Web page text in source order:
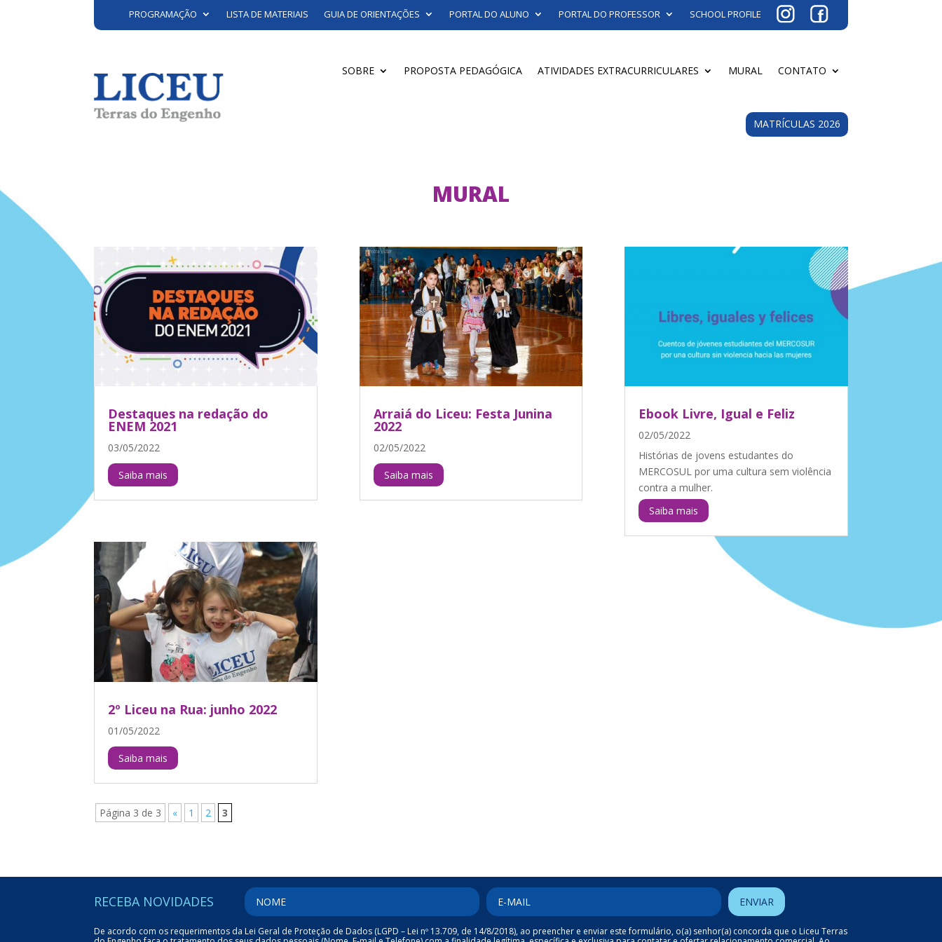
PROGRAMAÇÃO LISTA DE MATERIAIS GUIA DE ORIENTAÇÕES PORTAL DO ALUNO PORTAL DO PROFESSOR SCHOOL PROFILE
SOBRE PROPOSTA PEDAGÓGICA ATIVIDADES EXTRACURRICULARES MURAL CONTATO
MATRÍCULAS 2026
MURAL
Destaques na redação do
ENEM 2021
03/05/2022
Saiba mais
2º Liceu na Rua: junho 2022
01/05/2022
Saiba mais
Arraiá do Liceu: Festa Junina
2022
02/05/2022
Saiba mais
Ebook Livre, Igual e Feliz
02/05/2022
Histórias de jovens estudantes do
MERCOSUL por uma cultura sem violência
contra a mulher.
Saiba mais
Página 3 de 3 « 1 2 3
RECEBA NOVIDADES
De acordo com os requerimentos da Lei Geral de Proteção de Dados (LGPD – Lei nº 13.709, de 14/8/2018), ao preencher e enviar este formulário, o(a) senhor(a) concorda que o Liceu Terras